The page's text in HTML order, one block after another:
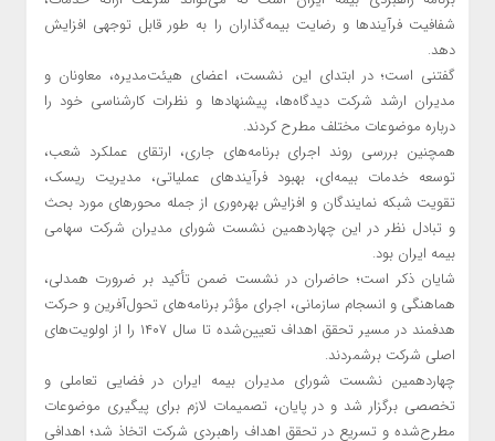
شفافیت فرآیندها و رضایت بیمه‌گذاران را به طور قابل توجهی افزایش
دهد.
گفتنی است؛ در ابتدای این نشست، اعضای هیئت‌مدیره، معاونان و
مدیران ارشد شرکت دیدگاه‌ها، پیشنهادها و نظرات کارشناسی خود را
درباره موضوعات مختلف مطرح کردند.
همچنین بررسی روند اجرای برنامه‌های جاری، ارتقای عملکرد شعب،
توسعه خدمات بیمه‌ای، بهبود فرآیندهای عملیاتی، مدیریت ریسک،
تقویت شبکه نمایندگان و افزایش بهره‌وری از جمله محورهای مورد بحث
و تبادل نظر در این چهاردهمین نشست شورای مدیران شرکت سهامی
بیمه ایران بود.
شایان ذکر است؛ حاضران در نشست ضمن تأکید بر ضرورت همدلی،
هماهنگی و انسجام سازمانی، اجرای مؤثر برنامه‌های تحول‌آفرین و حرکت
هدفمند در مسیر تحقق اهداف تعیین‌شده تا سال ۱۴۰۷ را از اولویت‌های
اصلی شرکت برشمردند.
چهاردهمین نشست شورای مدیران بیمه ایران در فضایی تعاملی و
تخصصی برگزار شد و در پایان، تصمیمات لازم برای پیگیری موضوعات
مطرح‌شده و تسریع در تحقق اهداف راهبردی شرکت اتخاذ شد؛ اهدافی